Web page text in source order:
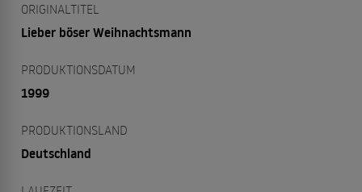
ORIGINALTITEL
Lieber böser Weihnachtsmann
PRODUKTIONSDATUM
1999
PRODUKTIONSLAND
Deutschland